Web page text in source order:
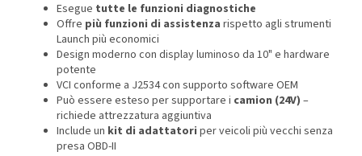
Esegue tutte le funzioni diagnostiche
Offre più funzioni di assistenza rispetto agli strumenti
Launch più economici
Design moderno con display luminoso da 10" e hardware
potente
VCI conforme a J2534 con supporto software OEM
Può essere esteso per supportare i camion (24V) –
richiede attrezzatura aggiuntiva
Include un kit di adattatori per veicoli più vecchi senza
presa OBD-II